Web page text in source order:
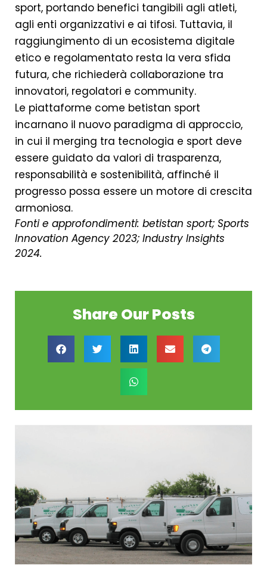
sport, portando benefici tangibili agli atleti,
agli enti organizzativi e ai tifosi. Tuttavia, il
raggiungimento di un ecosistema digitale
etico e regolamentato resta la vera sfida
futura, che richiederà collaborazione tra
innovatori, regolatori e community.
Le piattaforme come betistan sport
incarnano il nuovo paradigma di approccio,
in cui il merging tra tecnologia e sport deve
essere guidato da valori di trasparenza,
responsabilità e sostenibilità, affinché il
progresso possa essere un motore di crescita
armoniosa.
Fonti e approfondimenti: betistan sport; Sports
Innovation Agency 2023; Industry Insights
2024.
Share Our Posts